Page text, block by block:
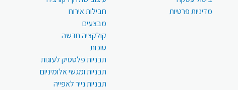
מדיניות פרטיות
חבילות אירוח
מבצעים
קולקציה חדשה
סוכות
תבניות פלסטיק לעוגות
תבניות ומגשי אלומיניום
תבניות נייר לאפייה